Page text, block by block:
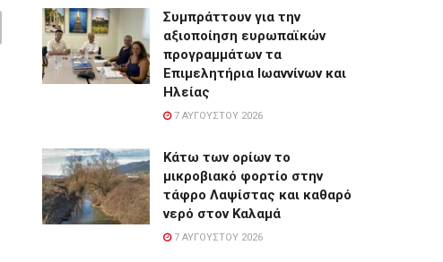
Συμπράττουν για την
αξιοποίηση ευρωπαϊκών
προγραμμάτων τα
Επιμελητήρια Ιωαννίνων και
Ηλείας
7 ΑΥΓΟΎΣΤΟΥ 2026
Κάτω των ορίων το
μικροβιακό φορτίο στην
τάφρο Λαψίστας και καθαρό
νερό στον Καλαμά
7 ΑΥΓΟΎΣΤΟΥ 2026